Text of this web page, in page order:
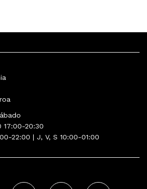
17:00-20:30
22:00 | J, V, S 10:00-01:00